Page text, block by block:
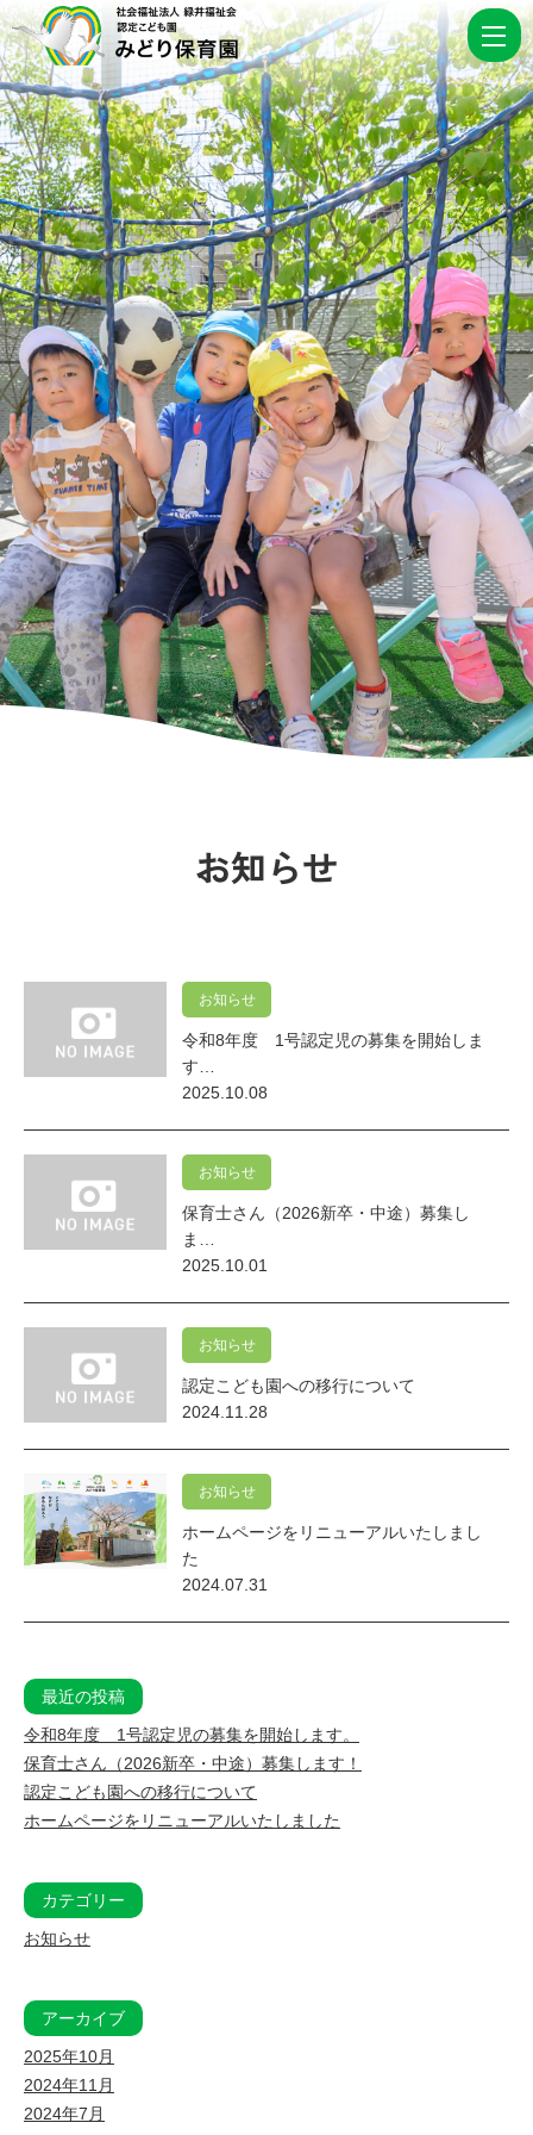
お
知
ら
せ
|
認
定
こ
ど
も
園
み
ど
り
保
育
園
｜
広
島
お知らせ
お知らせ
令和8年度 1号認定児の募集を開始しま
す…
2025.10.08
お知らせ
保育士さん（2026新卒・中途）募集し
ま…
2025.10.01
お知らせ
認定こども園への移行について
2024.11.28
お知らせ
ホームページをリニューアルいたしまし
た
2024.07.31
最近の投稿
令和8年度 1号認定児の募集を開始します。
保育士さん（2026新卒・中途）募集します！
認定こども園への移行について
ホームページをリニューアルいたしました
カテゴリー
お知らせ
アーカイブ
2025年10月
2024年11月
2024年7月